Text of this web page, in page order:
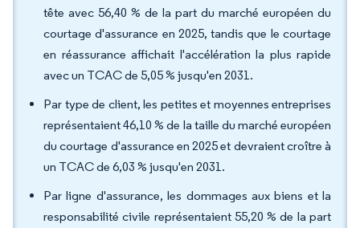
tête avec 56,40 % de la part du marché européen du
courtage d'assurance en 2025, tandis que le courtage
en réassurance affichait l'accélération la plus rapide
avec un TCAC de 5,05 % jusqu'en 2031.
Par type de client, les petites et moyennes entreprises
représentaient 46,10 % de la taille du marché européen
du courtage d'assurance en 2025 et devraient croître à
un TCAC de 6,03 % jusqu'en 2031.
Par ligne d'assurance, les dommages aux biens et la
responsabilité civile représentaient 55,20 % de la part